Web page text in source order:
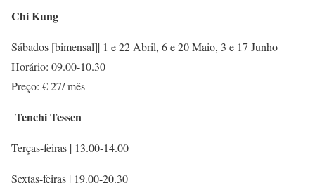
Chi Kung
Sábados [bimensal]| 1 e 22 Abril, 6 e 20 Maio, 3 e 17 Junho
Horário: 09.00-10.30
Preço: € 27/ mês
Tenchi Tessen
Terças-feiras | 13.00-14.00
Sextas-feiras | 19.00-20.30